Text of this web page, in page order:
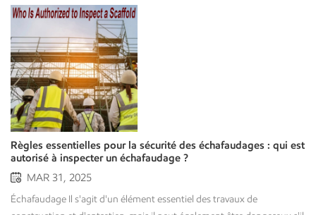
Règles essentielles pour la sécurité des échafaudages : qui est
autorisé à inspecter un échafaudage ?
MAR 31, 2025
Échafaudage Il s'agit d'un élément essentiel des travaux de